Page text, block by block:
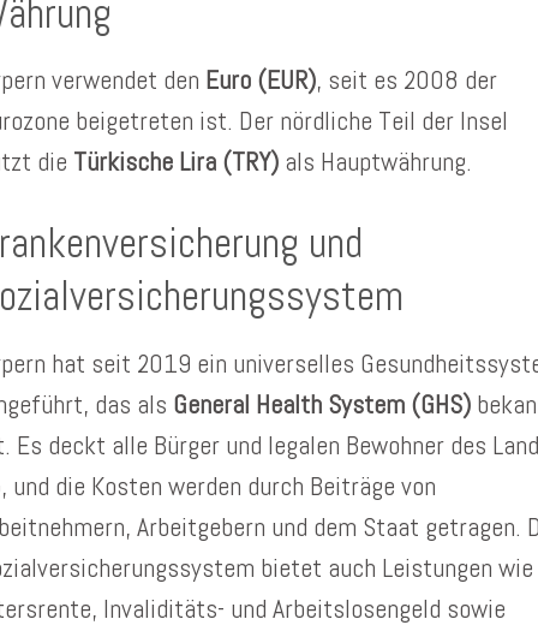
verwendet den Euro (EUR), seit es 2008 der
beigetreten ist. Der nördliche Teil der Insel
die Türkische Lira (TRY) als Hauptwährung.
und
hat seit 2019 ein universelles
das als General Health System (GHS)
Es deckt alle Bürger und legalen Bewohner des
und die Kosten werden durch Beiträge von
Arbeitgebern und dem Staat getragen.
bietet auch Leistungen wie
Invaliditäts- und Arbeitslosengeld sowie